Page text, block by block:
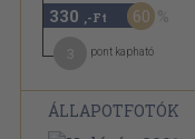
330 ,-Ft 60
pont kapható
ÁLLAPOTFOTÓK